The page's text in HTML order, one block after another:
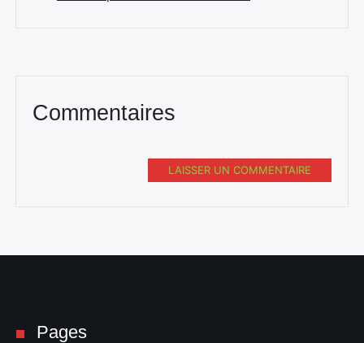
Commentaires
LAISSER UN COMMENTAIRE
Pages